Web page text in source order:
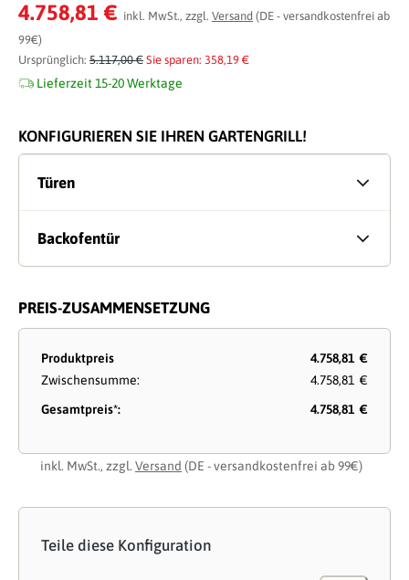
4.758,81 € inkl. MwSt., zzgl. Versand (DE - versandkostenfrei ab
99€)
Ursprünglich: 5.117,00 € Sie sparen: 358,19 €
Lieferzeit 15-20 Werktage
KONFIGURIEREN SIE IHREN GARTENGRILL!
Türen
Backofentür
PREIS-ZUSAMMENSETZUNG
Produktpreis
4.758,81 €
Zwischensumme:
4.758,81 €
Gesamtpreis*:
4.758,81 €
inkl. MwSt., zzgl. Versand (DE - versandkostenfrei ab 99€)
Teile diese Konfiguration